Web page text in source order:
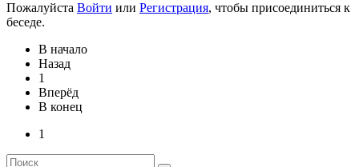
Пожалуйста Войти или Регистрация, чтобы присоединиться к
беседе.
В начало
Назад
1
Вперёд
В конец
1